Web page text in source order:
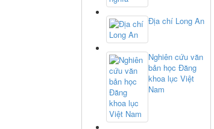
Địa chí Long An
Nghiên cứu văn
bản học Đăng
khoa lục Việt
Nam